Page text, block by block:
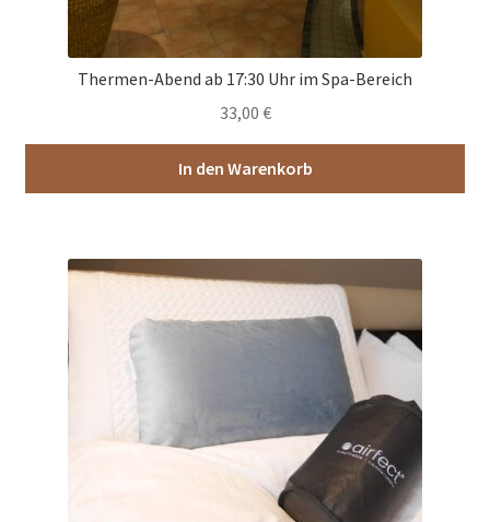
Thermen-Abend ab 17:30 Uhr im Spa-Bereich
33,00 €
In den Warenkorb